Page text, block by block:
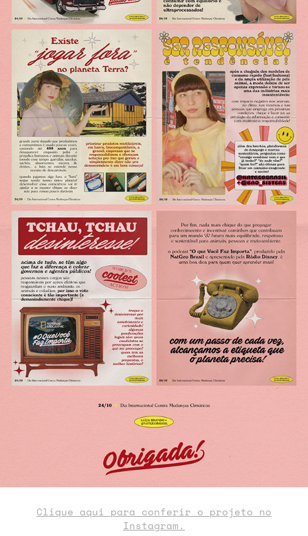
Clique aqui para conferir o projeto no
Instagram.